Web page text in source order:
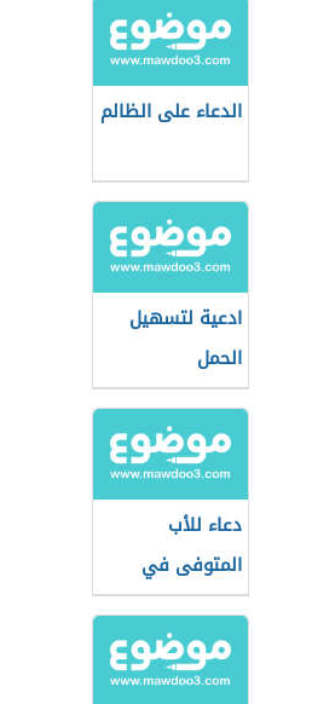
الدعاء على الظالم
ادعية لتسهيل
الحمل
دعاء للأب
المتوفى في
رمضان